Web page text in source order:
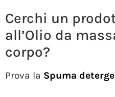
Cerchi un
all’Olio da
corpo?
Prova la Spuma